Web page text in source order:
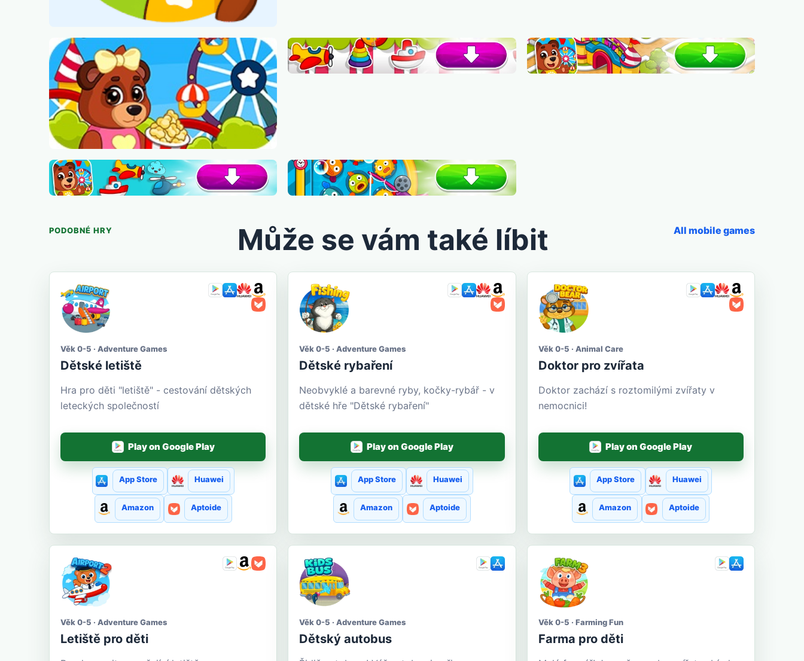
PODOBNÉ HRY Může se vám také líbit All mobile games
Věk 0-5 · Adventure Games
Dětské letiště
Hra pro děti "letiště" - cestování dětských
leteckých společností
Play on Google Play
App Store Huawei
Amazon Aptoide
Věk 0-5 · Adventure Games
Dětské rybaření
Neobvyklé a barevné ryby, kočky-rybář - v
dětské hře "Dětské rybaření"
Play on Google Play
App Store Huawei
Amazon Aptoide
Věk 0-5 · Animal Care
Doktor pro zvířata
Doktor zachází s roztomilými zvířaty v
nemocnici!
Play on Google Play
App Store Huawei
Amazon Aptoide
Věk 0-5 · Adventure Games
Letiště pro děti
Věk 0-5 · Adventure Games
Dětský autobus
Věk 0-5 · Farming Fun
Farma pro děti